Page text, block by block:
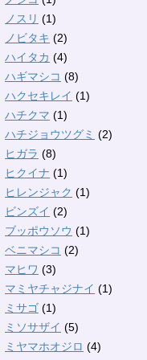
ノスリ (1)
ノビタキ (2)
ハイタカ (4)
ハギマシコ (8)
ハクセキレイ (1)
ハチクマ (1)
ハチジョウツグミ (2)
ヒガラ (8)
ヒクイナ (1)
ヒレンジャク (1)
ビンズイ (2)
ブッポウソウ (1)
ベニマシコ (2)
マヒワ (3)
マミヤチャジナイ (1)
ミサゴ (1)
ミソサザイ (5)
ミヤマホオジロ (4)